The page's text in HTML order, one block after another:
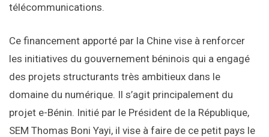
télécommunications.
Ce financement apporté par la Chine vise à renforcer
les initiatives du gouvernement béninois qui a engagé
des projets structurants très ambitieux dans le
domaine du numérique. Il s’agit principalement du
projet e-Bénin. Initié par le Président de la République,
SEM Thomas Boni Yayi, il vise à faire de ce petit pays le